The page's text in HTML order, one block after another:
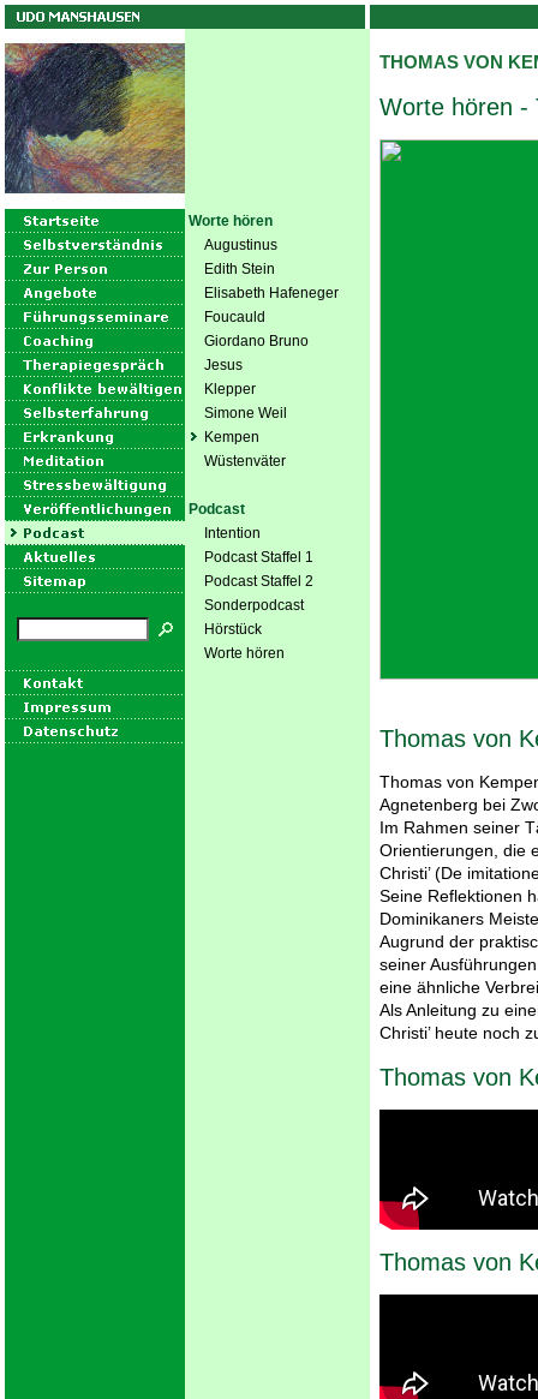
Worte hören
Augustinus
Edith Stein
Elisabeth Hafeneger
Foucauld
Giordano Bruno
Jesus
Klepper
Simone Weil
Kempen
Wüstenväter
Podcast
Intention
Podcast Staffel 1
Podcast Staffel 2
Sonderpodcast
Hörstück
Worte hören
THOMAS VON
Worte hören -
Thomas von
Thomas von
Agnetenberg bei
Im Rahmen seiner
Orientierungen, die
Christi’ (De
Seine Reflektionen
Dominikaners
Augrund der
seiner
eine ähnliche
Als Anleitung zu
Christi’ heute noch
Thomas von
Thomas von